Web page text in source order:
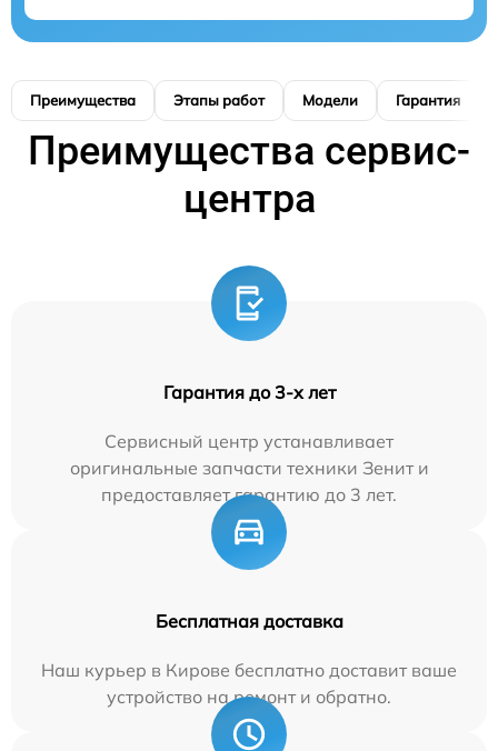
Преимущества Этапы работ Модели Гарантия
Преимущества сервис-
центра
Гарантия до 3-х лет
Сервисный центр устанавливает
оригинальные запчасти техники Зенит и
предоставляет гарантию до 3 лет.
Бесплатная доставка
Наш курьер в Кирове бесплатно доставит ваше
устройство на ремонт и обратно.